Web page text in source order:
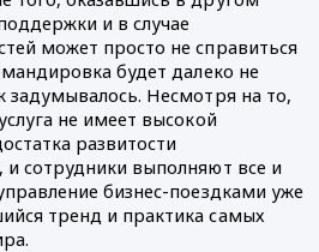
и в случае
может просто не справиться
будет далеко не
задумывалось. Несмотря на то,
не имеет высокой
развитости
сотрудники выполняют все и
бизнес-поездками уже
тренд и практика самых